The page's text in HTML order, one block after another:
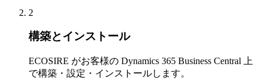
2
構築とインストール
ECOSIRE がお客様の Dynamics 365 Business Central 上
で構築・設定・インストールします。